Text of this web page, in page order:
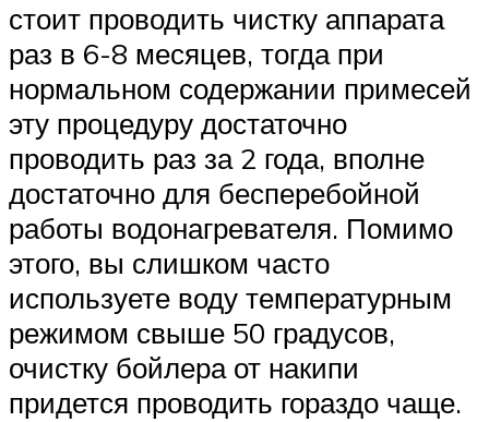
стоит проводить чистку аппарата
раз в 6-8 месяцев, тогда при
нормальном содержании примесей
эту процедуру достаточно
проводить раз за 2 года, вполне
достаточно для бесперебойной
работы водонагревателя. Помимо
этого, вы слишком часто
используете воду температурным
режимом свыше 50 градусов,
очистку бойлера от накипи
придется проводить гораздо чаще.